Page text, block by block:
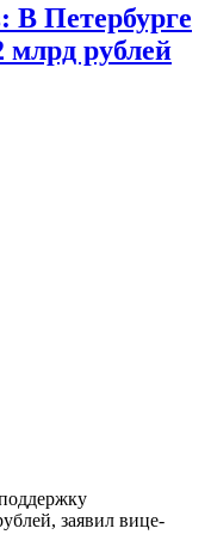
В Петербурге
млрд рублей
заявил вице-